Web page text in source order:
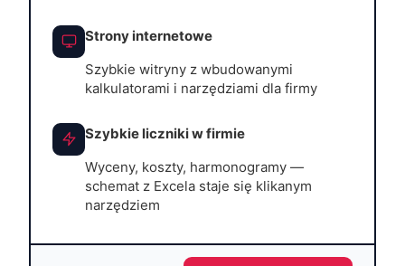
Strony internetowe
Szybkie witryny z wbudowanymi
kalkulatorami i narzędziami dla firmy
Szybkie liczniki w firmie
Wyceny, koszty, harmonogramy —
schemat z Excela staje się klikanym
narzędziem